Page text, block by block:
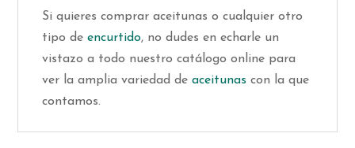
Si quieres comprar aceitunas o cualquier otro
tipo deencurtido, no dudes en echarle un
vistazo a todo nuestro catálogo online para
ver la amplia variedad deaceitunas con la que
contamos.